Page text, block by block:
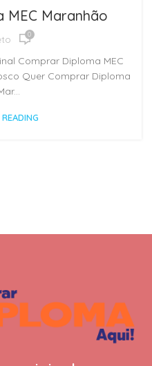
MEC Maranhão
0
Comprar Diploma MEC
Quer Comprar Diploma